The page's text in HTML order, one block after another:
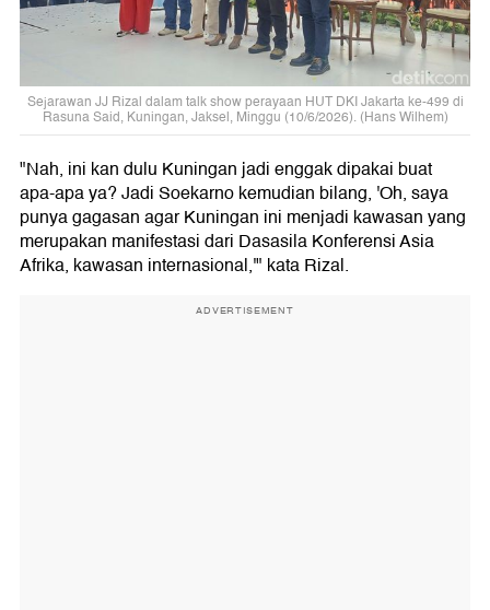
Sejarawan JJ Rizal dalam talk show perayaan HUT DKI Jakarta ke-499 di
Rasuna Said, Kuningan, Jaksel, Minggu (10/6/2026). (Hans Wilhem)
"Nah, ini kan dulu Kuningan jadi enggak dipakai buat
apa-apa ya? Jadi Soekarno kemudian bilang, 'Oh, saya
punya gagasan agar Kuningan ini menjadi kawasan yang
merupakan manifestasi dari Dasasila Konferensi Asia
Afrika, kawasan internasional,'" kata Rizal.
ADVERTISEMENT